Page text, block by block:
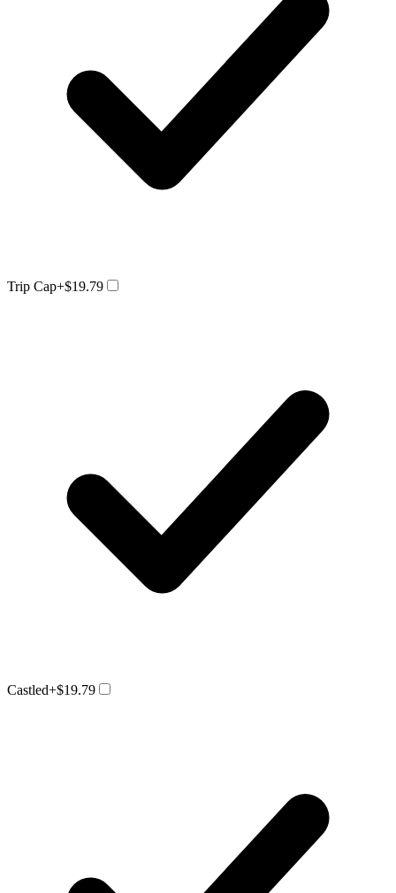
Trip Cap+$19.79
Castled+$19.79